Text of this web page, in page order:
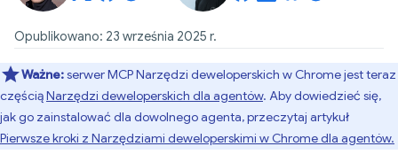
Opublikowano: 23 września 2025 r.
Ważne:serwer MCP Narzędzi deweloperskich w Chrome jest teraz
częściąNarzędzi deweloperskich dla agentów. Aby dowiedzieć się,
jak go zainstalować dla dowolnego agenta, przeczytaj artykuł
Pierwsze kroki z Narzędziami deweloperskimi w Chrome dla agentów.